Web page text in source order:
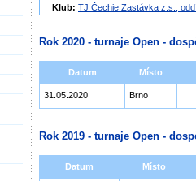
Klub: TJ Čechie Zastávka z.s.,
Rok 2020 - turnaje Open -
Datum Místo
31.05.2020 Brno
Rok 2019 - turnaje Open -
Datum Místo